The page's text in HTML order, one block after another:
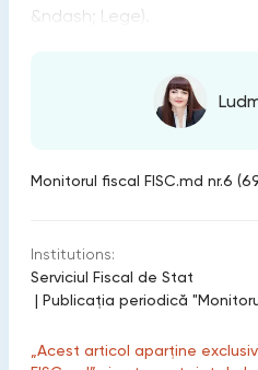
&ndash; Lege).
Monitorul fiscal FISC.md nr.6
Institutions:
Serviciul Fiscal de Stat
| Publicaţia periodică
„Acest articol aparține